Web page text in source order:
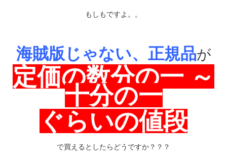
もしもですよ。。
海賊版じゃない、正規品が
定価の数分の一 ～
十分の一
ぐらいの値段
で買えるとしたらどうですか？？？